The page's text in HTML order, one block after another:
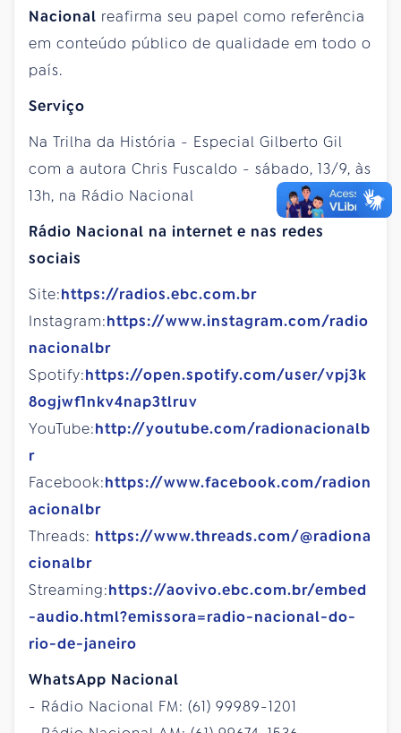
Nacional reafirma seu papel como referência
em conteúdo público de qualidade em todo o
país.
Serviço
Na Trilha da História - Especial Gilberto Gil
com a autora Chris Fuscaldo - sábado, 13/9, às
13h, na Rádio Nacional
Rádio Nacional na internet e nas redes
sociais
Site:https://radios.ebc.com.br
Instagram:https://www.instagram.com/radio
nacionalbr
Spotify:https://open.spotify.com/user/vpj3k
8ogjwf1nkv4nap3tlruv
YouTube:http://youtube.com/radionacionalb
r
Facebook:https://www.facebook.com/radion
acionalbr
Threads: https://www.threads.com/@radiona
cionalbr
Streaming:https://aovivo.ebc.com.br/embed
-audio.html?emissora=radio-nacional-do-
rio-de-janeiro
WhatsApp Nacional
- Rádio Nacional FM: (61) 99989-1201